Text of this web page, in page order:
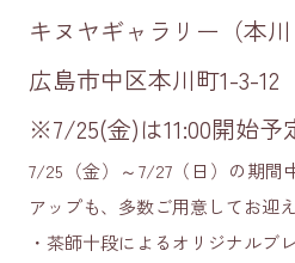
キヌヤギャラリー（本川
広島市中区本川町1-3-12
※7/25(金)は11:00開始予
7/25（金）～7/27（日）の期間
アップも、多数ご用意してお迎
・茶師十段によるオリジナルブ